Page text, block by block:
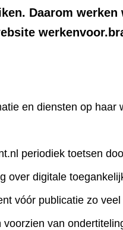
Daarom
en diensten op haar
periodiek toetsen
over digitale
vóór publicatie zo
van